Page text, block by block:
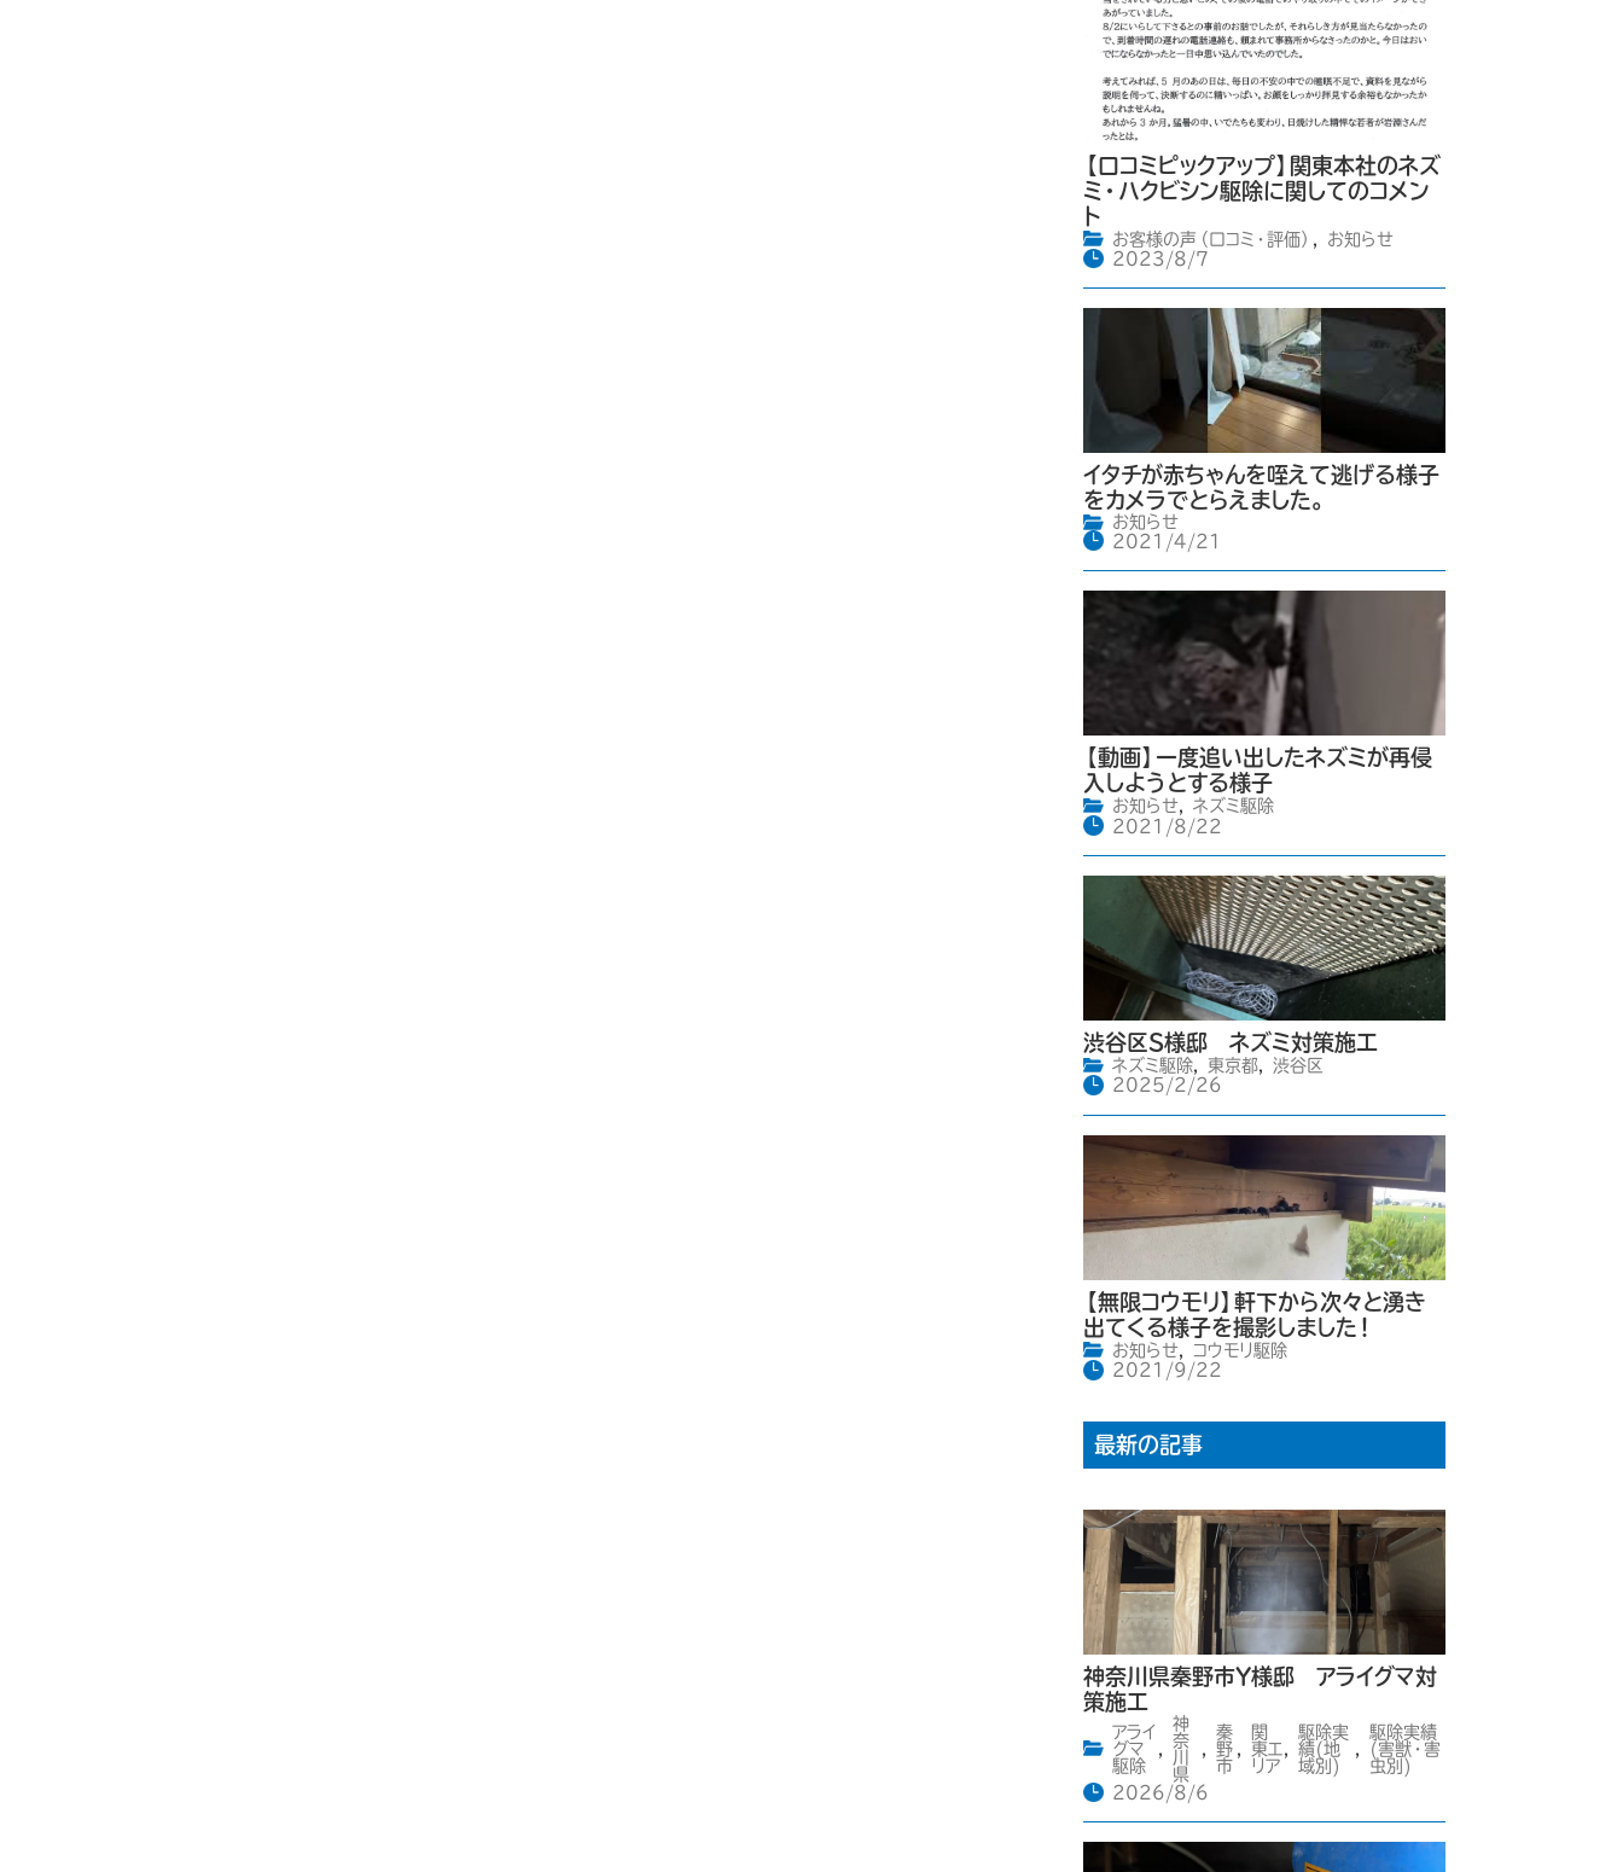
【口コミピックアップ】関東本社のネズ
ミ・ハクビシン駆除に関してのコメン
ト
お客様の声（口コミ・評価）
お知らせ
2023/8/7
イタチが赤ちゃんを咥えて逃げる様子
をカメラでとらえました。
お知らせ
2021/4/21
【動画】一度追い出したネズミが再侵
入しようとする様子
お知らせ,
ネズミ駆除
2021/8/22
渋谷区S様邸 ネズミ対策施工
ネズミ駆除, 東京都,
渋谷区
2025/2/26
【無限コウモリ】軒下から次々と湧き
出てくる様子を撮影しました！
お知らせ,
コウモリ駆除
2021/9/22
最新の記事
神奈川県秦野市Y様邸 アライグマ対
策施工
アライ
グマ
駆除
神
奈
川
県
秦
野
市
関
東エ
リア
駆除実
績(地
域別)
駆除実績
(害獣・害
虫別)
2026/8/6